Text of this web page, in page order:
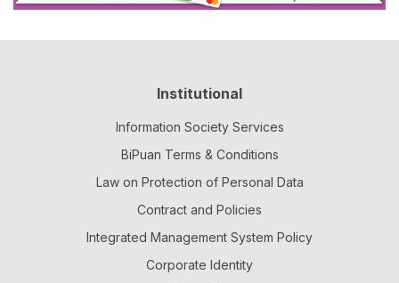
Institutional
Information Society Services
BiPuan Terms & Conditions
Law on Protection of Personal Data
Contract and Policies
Integrated Management System Policy
Corporate Identity